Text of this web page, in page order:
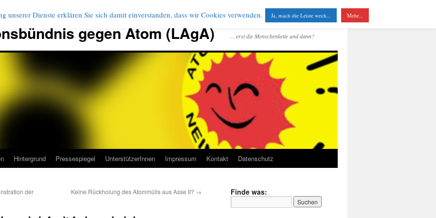
gegen Atom (LAgA) …erst die Menschenkette und dann?
Hintergrund Pressespiegel UnterstützerInnen Impressum Kontakt Datenschutz
der
Keine Rückholung des Atommülls aus Asse II? → Finde was:
unserer Dienste erklären Sie sich damit einverstanden, dass wir Cookies verwenden. Ja, mach die Leiste wech... Mehr...